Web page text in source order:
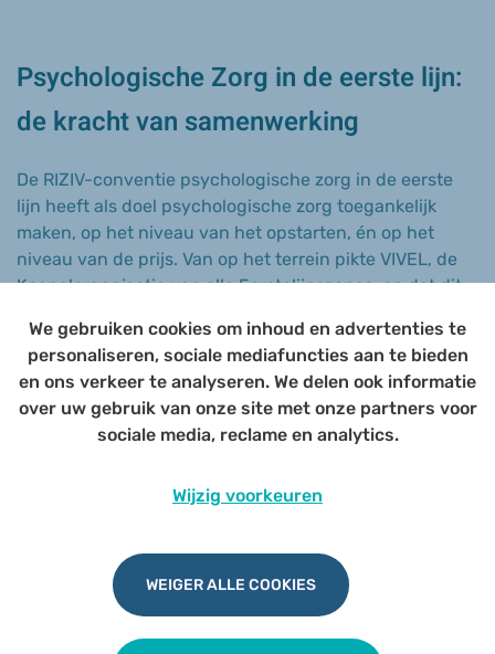
De RIZIV-conventie psychologische zorg in de eerste
lijn heeft als doel psychologische zorg toegankelijk
maken, op het niveau van het opstarten, én op het
niveau van de prijs. Van op het terrein pikte VIVEL, de
Koepelorganisatie van alle Eerstelijnszones, op dat dit
doelgroepen richt zich dit traject? En hoe kan men
gepast de juiste informatie aanreiken naar
psychologische zorg in de eerste lijn?
Psychologische Zorg in de eerste lijn:
de kracht van samenwerking
Daarom organiseert VIVEL samen met hun partners op
mei in Belsele, brengen we ook deze informatie, in het
kort, meer toegespitst op onze regio en met enkel de
relevante informatie voor de huisartsen én gekoppeld
aan een netwerkmoment met psychologen uit onze
We gebruiken cookies om inhoud en advertenties te
personaliseren, sociale mediafuncties aan te bieden
en ons verkeer te analyseren. We delen ook informatie
over uw gebruik van onze site met onze partners voor
sociale media, reclame en analytics.
Wijzig voorkeuren
WEIGER ALLE COOKIES